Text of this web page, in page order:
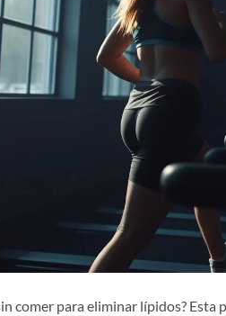
comer para eliminar lípidos? Esta